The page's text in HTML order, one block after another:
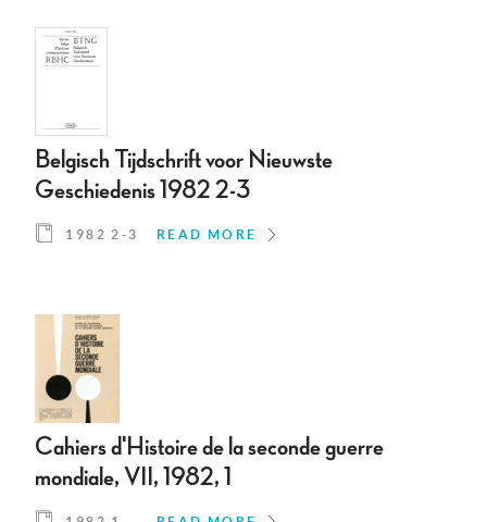
Belgisch Tijdschrift voor Nieuwste
Geschiedenis 1982 2-3
1982 2-3 READ MORE
Cahiers d'Histoire de la seconde guerre
mondiale, VII, 1982, 1